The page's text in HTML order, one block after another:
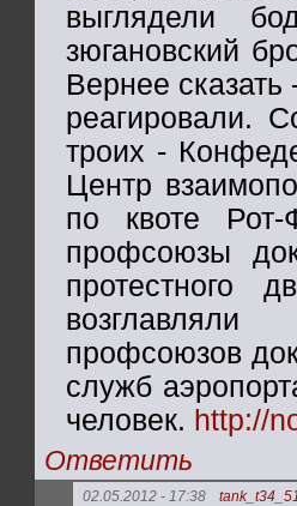
выглядели
зюгановский
Вернее
реагировали.
троих -
Центр
по квоте Рот-
профсоюзы
протестного
профсоюзов
служб
человек. http://
Ответить
02.05.2012 - 17:38